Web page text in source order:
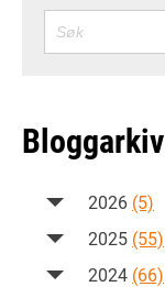
SØK
Bloggarkiv
2026 (5)
2025 (55)
2024 (66)